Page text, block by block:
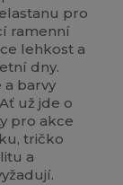
pro
ramenní
lehkost a
dny.
a barvy
už jde o
pro akce
tričko
a